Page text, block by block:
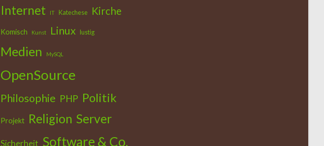
Internet IT Katechese Kirche
Komisch Kunst Linux lustig
Medien MySQL
OpenSource
Philosophie PHP Politik
Projekt Religion Server
Sicherheit Software & Co.